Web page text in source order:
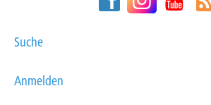
Suche
Anmelden